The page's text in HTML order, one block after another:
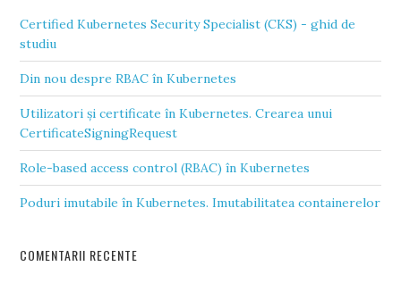
Certified Kubernetes Security Specialist (CKS) - ghid de
studiu
Din nou despre RBAC în Kubernetes
Utilizatori și certificate în Kubernetes. Crearea unui
CertificateSigningRequest
Role-based access control (RBAC) în Kubernetes
Poduri imutabile în Kubernetes. Imutabilitatea containerelor
COMENTARII RECENTE